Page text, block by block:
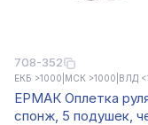
708-352
ЕКБ >1000 МСК >1000 ВЛД
ЕРМАК Оплетка
спонж, 5 подушек,